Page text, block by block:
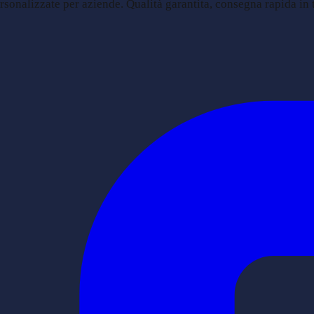
per aziende. Qualità garantita, consegna rapida in